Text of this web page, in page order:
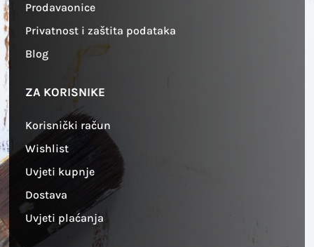
Prodavaonice
Privatnost i zaštita podataka
Blog
ZA KORISNIKE
Korisnički račun
Wishlist
Uvjeti kupnje
Dostava
Uvjeti plaćanja